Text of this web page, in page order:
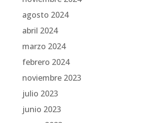
agosto 2024
abril 2024
marzo 2024
febrero 2024
noviembre 2023
julio 2023
junio 2023